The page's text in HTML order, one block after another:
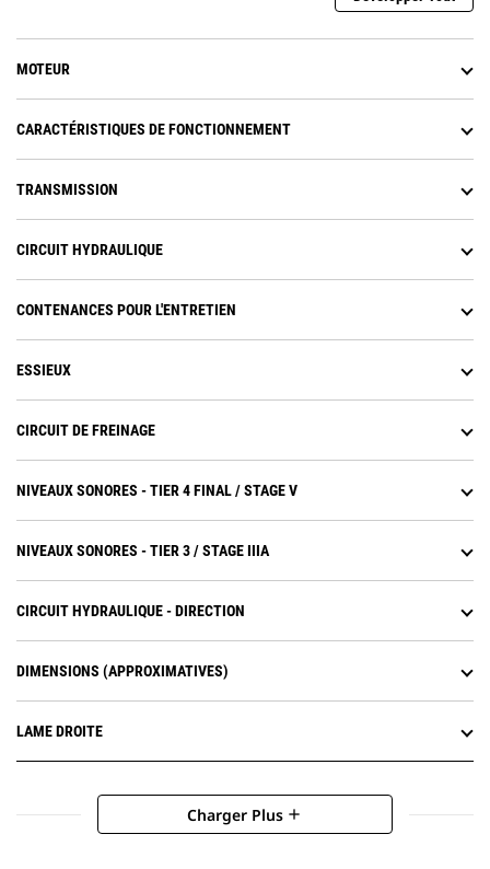
Bénéficiez d'une impulsion
impulsion grâce aux commandes
Les conducteurs sont moins
régime moteur.
Équipé d'un convertisseur de
puissance au sol.
Le convertisseur de couple à
embrayage de blocage élimine les
pertes du convertisseur de couple
tout en réduisant la chaleur du
rendement énergétique.
puissance au sol et optimise le
rendement énergétique quelle
MOTEUR
CARACTÉRISTIQUES DE FONCTIONNEMENT
TRANSMISSION
CIRCUIT HYDRAULIQUE
CONTENANCES POUR L'ENTRETIEN
ESSIEUX
CIRCUIT DE FREINAGE
NIVEAUX SONORES - TIER 4 FINAL / STAGE V
NIVEAUX SONORES - TIER 3 / STAGE IIIA
CIRCUIT HYDRAULIQUE - DIRECTION
DIMENSIONS (APPROXIMATIVES)
LAME DROITE
Charger Plus add